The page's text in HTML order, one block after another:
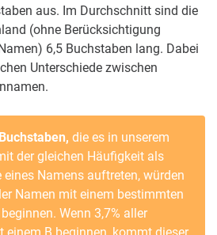
aus. Im Durchschnitt sind die
(ohne Berücksichtigung
6,5 Buchstaben lang. Dabei
Unterschiede zwischen
die es in unserem
der gleichen Häufigkeit als
Namens auftreten, würden
Namen mit einem bestimmten
Wenn 3,7% aller